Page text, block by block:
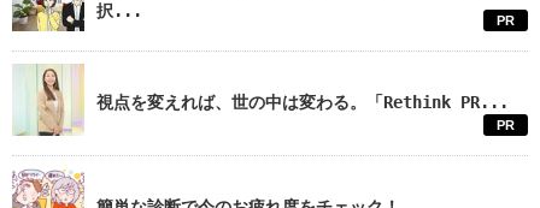
択...
PR
視点を変えれば、世の中は変わる。「Rethink PR...
PR